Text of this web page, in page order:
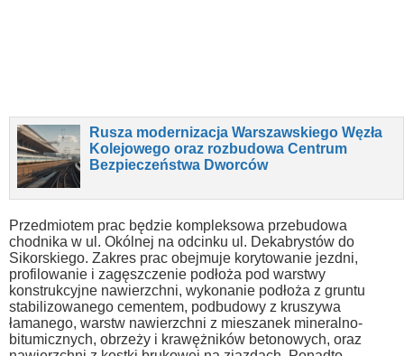
Rusza modernizacja Warszawskiego Węzła
Kolejowego oraz rozbudowa Centrum
Bezpieczeństwa Dworców
Przedmiotem prac będzie kompleksowa przebudowa
chodnika w ul. Okólnej na odcinku ul. Dekabrystów do
Sikorskiego. Zakres prac obejmuje korytowanie jezdni,
profilowanie i zagęszczenie podłoża pod warstwy
konstrukcyjne nawierzchni, wykonanie podłoża z gruntu
stabilizowanego cementem, podbudowy z kruszywa
łamanego, warstw nawierzchni z mieszanek mineralno-
bitumicznych, obrzeży i krawężników betonowych, oraz